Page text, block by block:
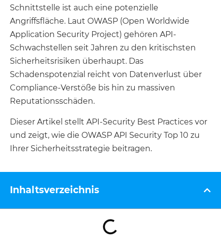
Schnittstelle ist auch eine potenzielle
Angriffsfläche. Laut OWASP (Open Worldwide
Application Security Project) gehören API-
Schwachstellen seit Jahren zu den kritischsten
Sicherheitsrisiken überhaupt. Das
Schadenspotenzial reicht von Datenverlust über
Compliance-Verstöße bis hin zu massiven
Reputationsschäden.
Dieser Artikel stellt API-Security Best Practices vor
und zeigt, wie die OWASP API Security Top 10 zu
Ihrer Sicherheitsstrategie beitragen.
Inhaltsverzeichnis